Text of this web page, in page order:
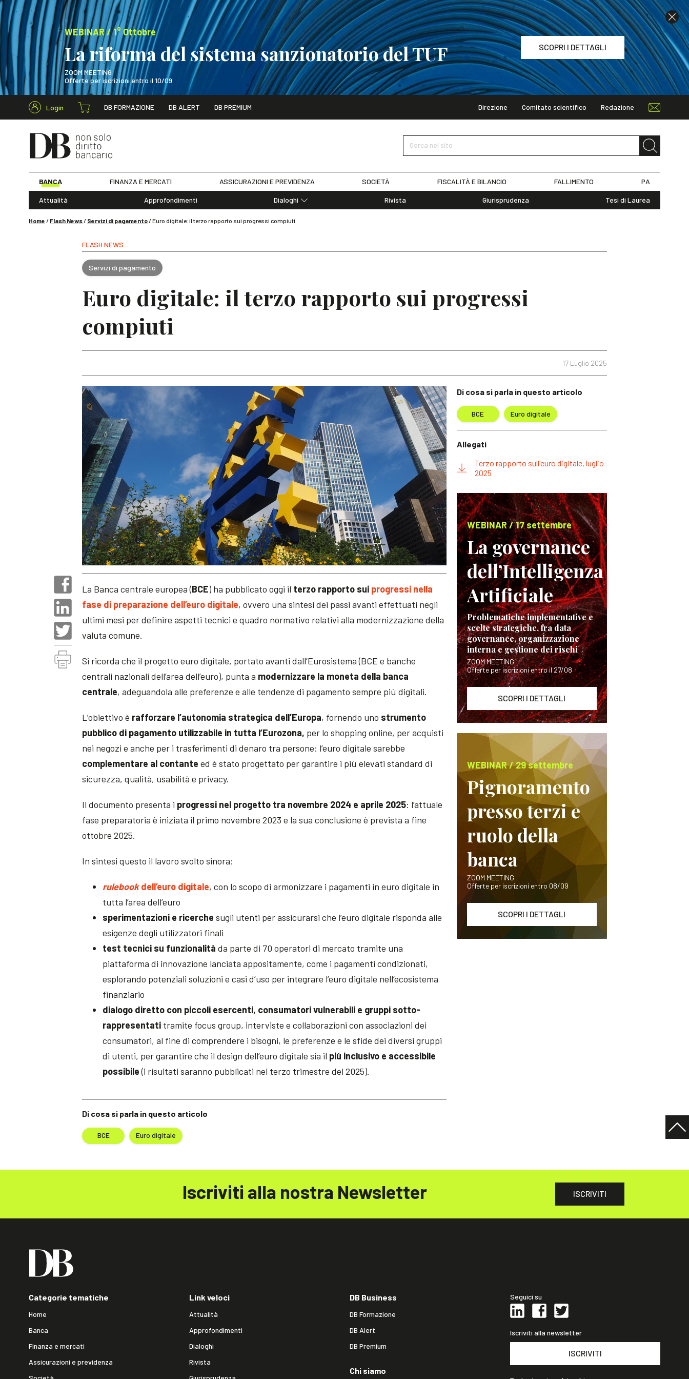
WEBINAR / 1° Ottobre
La riforma del sistema sanzionatorio del TUF
ZOOM MEETING
Offerte per iscrizioni entro il 10/09
SCOPRI I DETTAGLI
WEBINAR / 1° Ottobre
Login DB FORMAZIONE DB ALERT DB PREMIUM Direzione Comitato scientifico Redazione
Cerca nel sito
BANCA FINANZA E MERCATI ASSICURAZIONI E PREVIDENZA SOCIETÀ FISCALITÀ E BILANCIO FALLIMENTO PA
Attualità Approfondimenti
Dialoghi
Rivista Giurisprudenza Tesi di Laurea
Home / Flash News/ Servizi di pagamento/Euro digitale: il terzo rapporto sui progressi compiuti
FLASH NEWS
Servizi di pagamento
Euro digitale: il terzo rapporto sui progressi
compiuti
17 Luglio 2025
Di cosa si parla in questo articolo
BCE Euro digitale
La Banca centrale europea (BCE) ha pubblicato oggi il terzo rapporto sui progressi nella
fase di preparazione dell’euro digitale, ovvero una sintesi dei passi avanti effettuati negli
ultimi mesi per definire aspetti tecnici e quadro normativo relativi alla modernizzazione della
valuta comune.
Si ricorda che il progetto euro digitale, portato avanti dall’Eurosistema (BCE e banche
centrali nazionali dell’area dell’euro), punta a modernizzare la moneta della banca
centrale, adeguandola alle preferenze e alle tendenze di pagamento sempre più digitali.
L’obiettivo è rafforzare l’autonomia strategica dell’Europa, fornendo uno strumento
pubblico di pagamento utilizzabile in tutta l’Eurozona, per lo shopping online, per acquisti
nei negozi e anche per i trasferimenti di denaro tra persone: l’euro digitale sarebbe
complementare al contante ed è stato progettato per garantire i più elevati standard di
sicurezza, qualità, usabilità e privacy.
Il documento presenta i progressi nel progetto tra novembre 2024 e aprile 2025: l’attuale
fase preparatoria è iniziata il primo novembre 2023 e la sua conclusione è prevista a fine
ottobre 2025.
In sintesi questo il lavoro svolto sinora:
rulebookdell’euro digitale, con lo scopo di armonizzare i pagamenti in euro digitale in
tutta l’area dell’euro
sperimentazioni e ricerche sugli utenti per assicurarsi che l’euro digitale risponda alle
esigenze degli utilizzatori finali
test tecnici su funzionalità da parte di 70 operatori di mercato tramite una
piattaforma di innovazione lanciata appositamente, come i pagamenti condizionati,
esplorando potenziali soluzioni e casi d’uso per integrare l’euro digitale nell’ecosistema
finanziario
dialogo diretto con piccoli esercenti, consumatori vulnerabili e gruppi sotto-
rappresentati tramite focus group, interviste e collaborazioni con associazioni dei
consumatori, al fine di comprendere i bisogni, le preferenze e le sfide dei diversi gruppi
di utenti, per garantire che il design dell’euro digitale sia il più inclusivo e accessibile
possibile(i risultati saranno pubblicati nel terzo trimestre del 2025).
Di cosa si parla in questo articolo
BCE Euro digitale
Allegati
Terzo rapporto sull'euro digitale, luglio
2025
WEBINAR / 17 settembre
La governance
dell’Intelligenza
Artificiale
Problematiche implementative e
scelte strategiche, fra data
governance, organizzazione
interna e gestione dei rischi
ZOOM MEETING
Offerte per iscrizioni entro il 27/08
SCOPRI I DETTAGLI
WEBINAR / 29 settembre
Pignoramento
presso terzi e
ruolo della
banca
ZOOM MEETING
Offerte per iscrizioni entro 08/09
SCOPRI I DETTAGLI
Iscriviti alla nostra Newsletter ISCRIVITI
Categorie tematiche
Home
Banca
Finanza e mercati
Assicurazioni e previdenza
Link veloci
Attualità
Approfondimenti
Dialoghi
Rivista
DB Business
DB Formazione
DB Alert
DB Premium
Chi siamo
Seguici su
Iscriviti alla newsletter
ISCRIVITI